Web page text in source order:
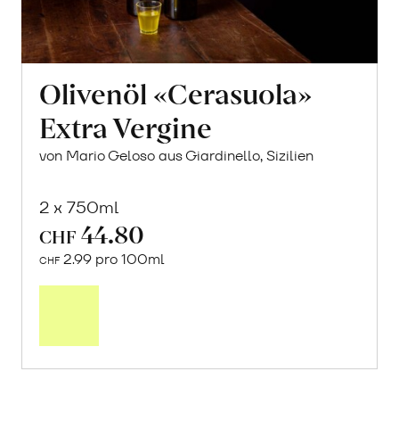
Olivenöl «Cerasuola»
Extra Vergine
von Mario Geloso aus Giardinello, Sizilien
2 x 750ml
CHF 44.80
CHF 2.99 pro 100ml